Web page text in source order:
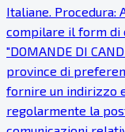
Italiane. Procedura:
compilare il form di
"DOMANDE DI
province di
fornire un indirizzo
regolarmente la